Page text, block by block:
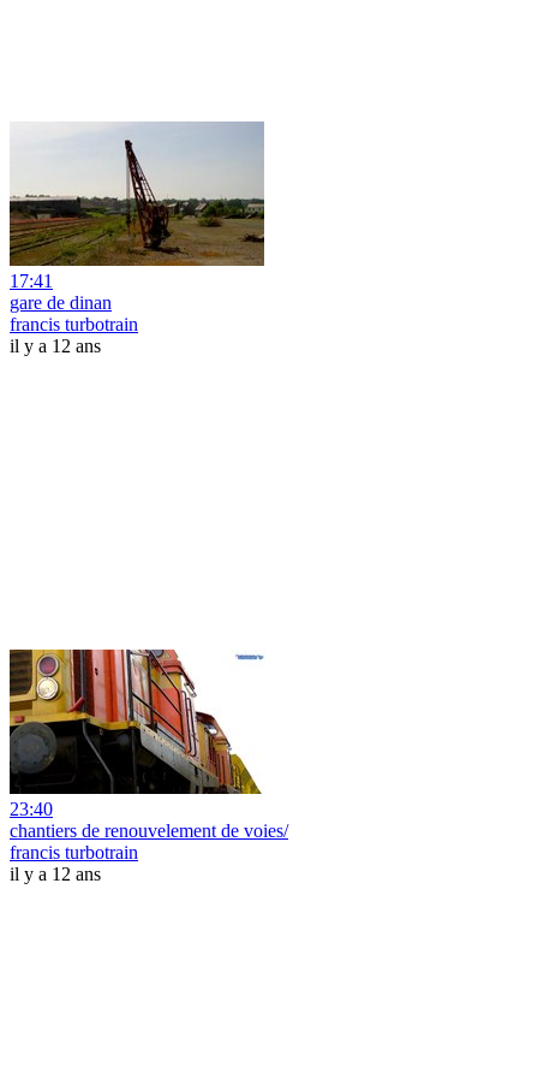
17:41
gare de dinan
francis turbotrain
il y a 12 ans
23:40
chantiers de renouvelement de voies/
francis turbotrain
il y a 12 ans